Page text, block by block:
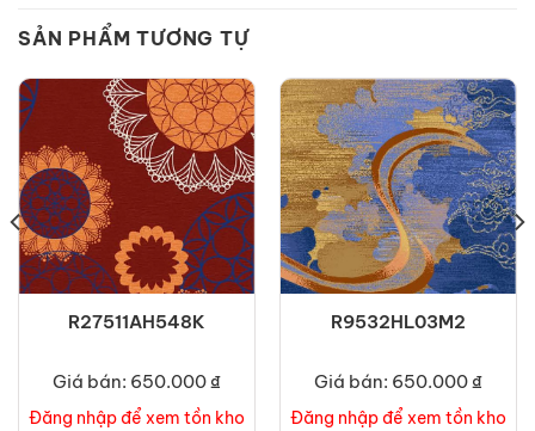
SẢN PHẨM TƯƠNG TỰ
R27511AH548K
Giá bán: 650.000 ₫
Đăng nhập để xem tồn kho
R9532HL03M2
Giá bán: 650.000 ₫
Đăng nhập để xem tồn kho